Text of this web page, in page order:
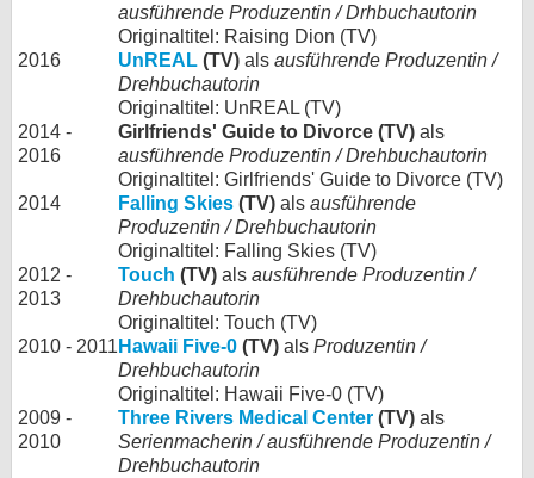
ausführende Produzentin / Drhbuchautorin
Originaltitel: Raising Dion (TV)
2016
UnREAL (TV) als ausführende Produzentin /
Drehbuchautorin
Originaltitel: UnREAL (TV)
2014 -
2016
Girlfriends' Guide to Divorce (TV) als
ausführende Produzentin / Drehbuchautorin
Originaltitel: Girlfriends' Guide to Divorce (TV)
2014
Falling Skies (TV) als ausführende
Produzentin / Drehbuchautorin
Originaltitel: Falling Skies (TV)
2012 -
2013
Touch (TV) als ausführende Produzentin /
Drehbuchautorin
Originaltitel: Touch (TV)
2010 - 2011 Hawaii Five-0 (TV) als Produzentin /
Drehbuchautorin
Originaltitel: Hawaii Five-0 (TV)
2009 -
2010
Three Rivers Medical Center (TV) als
Serienmacherin / ausführende Produzentin /
Drehbuchautorin